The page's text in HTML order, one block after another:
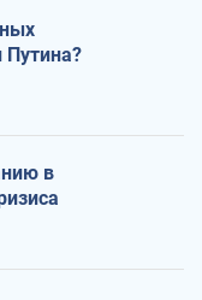
Путина?
в